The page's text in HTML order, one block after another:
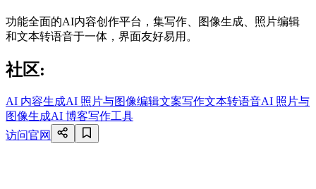
功能全面的AI内容创作平台，集写作、图像生成、照片编辑
和文本转语音于一体，界面友好易用。
社区:
AI 内容生成AI 照片与图像编辑文案写作文本转语音AI 照片与
图像生成AI 博客写作工具
访问官网